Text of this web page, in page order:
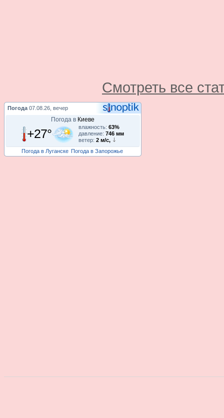
Смотреть все
Погода 07.08.26, вечер
Погода в Киеве
+27° влажность: 63%
давление: 746 мм
ветер: 2 м/с,
Погода в Луганске Погода в Запорожье